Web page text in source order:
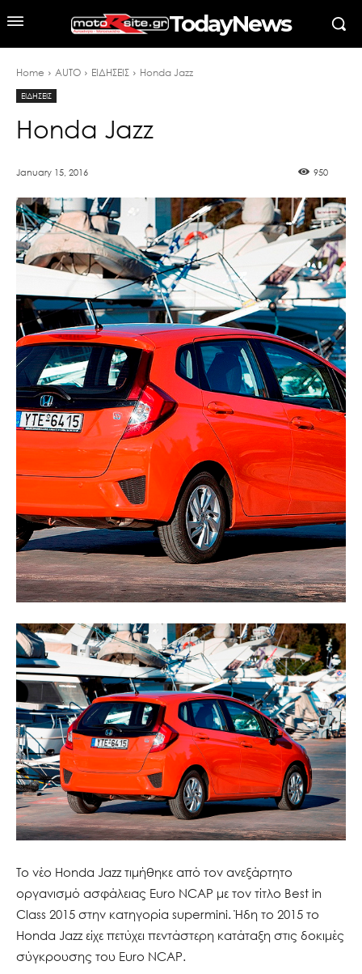
TodayNews
Home AUTO ΕΙΔΗΣΕΙΣ Honda Jazz
ΕΙΔΗΣΕΙΣ
Honda Jazz
January 15, 2016 950
Το νέο Honda Jazz τιμήθηκε από τον ανεξάρτητο
οργανισμό ασφάλειας Euro NCAP με τον τίτλο Best in
Class 2015 στην κατηγορία supermini. Ήδη το 2015 το
Honda Jazz είχε πετύχει πεντάστερη κατάταξη στις δοκιμές
σύγκρουσης του Euro NCAP.